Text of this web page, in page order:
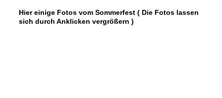
Hier einige Fotos vom Sommerfest ( Die Fotos lassen
sich durch Anklicken vergrößern )